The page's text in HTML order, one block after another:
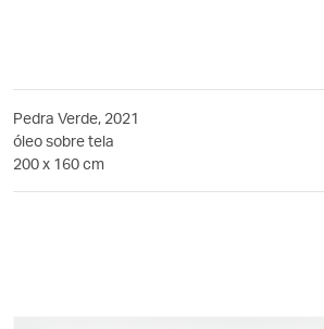
Pedra Verde, 2021
óleo sobre tela
200 x 160 cm